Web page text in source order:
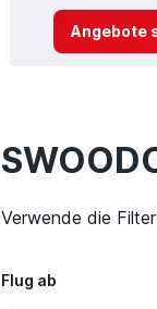
Angebote
Verwende die
Flug ab